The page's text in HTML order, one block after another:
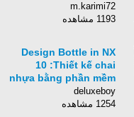
m.karimi72
1193 مشاهده
Design Bottle in NX
10 :Thiết kế chai
nhựa bằng phần mềm
NX 10
deluxeboy
1254 مشاهده